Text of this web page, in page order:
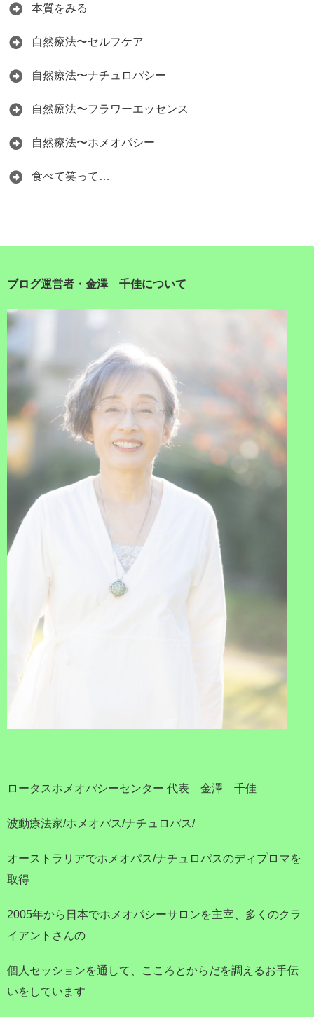
本質をみる
自然療法〜セルフケア
自然療法〜ナチュロパシー
自然療法〜フラワーエッセンス
自然療法〜ホメオパシー
食べて笑って…
ブログ運営者・金澤 千佳について
ロータスホメオパシーセンター 代表 金澤 千佳
波動療法家/ホメオパス/ナチュロパス/
オーストラリアでホメオパス/ナチュロパスのディプロマを
取得
2005年から日本でホメオパシーサロンを主宰、多くのクラ
イアントさんの
個人セッションを通して、こころとからだを調えるお手伝
いをしています